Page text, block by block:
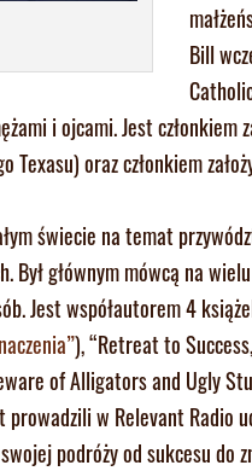
Bill
i ojcami. Jest
Texasu) oraz członkiem
świecie na temat
Był głównym mówcą na
Jest współautorem 4
), “Retreat to
of Alligators and Ugly
w Relevant Radio
podróży od sukcesu